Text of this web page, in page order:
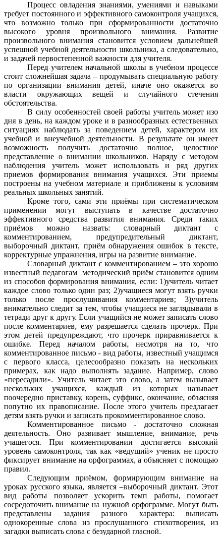
Процесс овладения знаниями, умениями и навыками
требует постоянного и эффективного самоконтроля учащихся,
что возможно только при сформированности достаточно
высокого уровня произвольного внимания. Развитие
произвольного внимания становится условием дальнейшей
успешной учебной деятельности школьника, а следовательно,
и задачей первостепенной важности для учителя.
Перед учителем начальной школы в учебном процессе
стоит сложнейшая задача – продумывать специальную работу
по организации внимания детей, иначе оно окажется во
власти окружающих вещей и случайного стечения
обстоятельства.
В силу особенностей своей работы учитель может изо
дня в день, на каждом уроке и в разнообразных естественных
ситуациях наблюдать за поведением детей, характером их
учебной и внеучебной деятельности. В результате он имеет
возможность получить достаточно полное, целостное
представление о внимании школьников. Наряду с методом
наблюдения учитель может использовать и ряд других
приемов формирования внимания учащихся. Эти приемы
построены на учебном материале и приближены к условиям
реальных школьных занятий.
Кроме того, сами эти приёмы при систематическом
применении могут выступать в качестве достаточно
эффективного средства развития внимания. Среди таких
приёмов можно назвать: словарный диктант с
комментированием, предупредительный диктант,
выборочный диктант, приём обнаружения ошибок в тексте,
корректурные упражнения, игры на развитие внимание.
Словарный диктант с комментированием – это хорошо
известный педагогам методический приём становится одним
из способов формирования внимания, если: 1)учитель читает
каждое слово только один раз; 2)учащиеся могут взять ручки
только после прослушивания комментариев; 3)учитель
внимательно следит за тем, чтобы учащиеся не заглядывали в
тетради друг к другу. Если учащийся не может записать слово
после комментариев, ему разрешается сделать прочерк. При
этом детей предупреждают, что прочерк приравнивается к
ошибке. Перед началом работы, несмотря на то, что
комментированное письмо - вид работы, известный учащимся
с первого класса, целесообразно показать на нескольких
примерах, как надо выполнять задание. Например, слово
«пересадили». Учитель читает это слово, а затем вызывает
нескольких учащихся, каждый из которых называет
поочередно приставку, корень, суффикс, окончание, объясняя
попутно их правописание. После этого учитель предлагает
детям взять ручки и записать прокомментированное слово.
Комментированное письмо - достаточно сложная
деятельность. Оно развивает мышление, внимание, речь
учащегося. При комментировании достигается высокий
уровень самоконтроля, так как «ведущий» ученик не просто
фиксирует внимание на орфограммах, а объясняет с помощью
правил.
Следующим приёмом, формирующим внимание на
уроках русского языка, является –выборочный диктант. Этот
вид работы позволяет ускорить темп работы, помогает
сосредоточить внимание на нужной орфограмме. Могут быть
представлены задания разного характера: выписать
однокоренные слова из прослушанного стихотворения, из
загадки выписать слова с безударной гласной.